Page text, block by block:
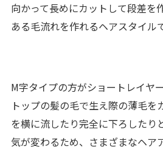
向かって長めにカットして段差を
ある毛流れを作れるヘアスタイル
M字タイプの方がショートレイヤ
トップの髪の毛で生え際の薄毛を
を横に流したり完全に下ろしたり
気が変わるため、さまざまなヘア